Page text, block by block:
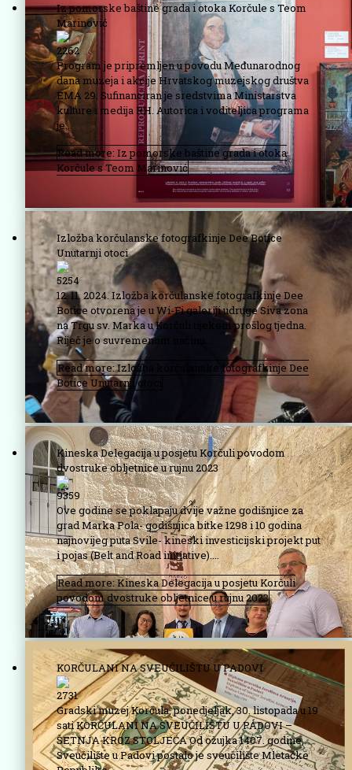
Iz pomorske baštine grada i otoka Korčule s Teom
Marinović
2262
Program je pripremljen u povodu Međunarodnog
dana muzeja i akcije Hrvatskog muzejskog društva
EMA 29. Sufinanciran je sredstvima Ministarstva
kulture i medija RH. Autorica i voditeljica programa
je...
Read more: Iz pomorske baštine grada i otoka
Korčule s Teom Marinović
Izložba korčulanske fotografkinje Dee Botice
Unutarnji otoci
5254
12. 11. 2024. Izložba korčulanske fotografkinje Dee
Botice otvorena je u Wi-Fi galeriji udruge Siva zona
na Trgu sv. Marka u Korčuli tijekom prošlog tjedna.
Riječ je o suvremenom načinu...
Read more: Izložba korčulanske fotografkinje Dee
Botice Unutarnji otoci
Kineska Delegacija u posjetu Korčuli povodom
dvostruke obljetnice u rujnu 2023
9359
Ove godine se poklapaju dvije važne godišnjice za
grad Marka Pola- godišnjica bitke 1298 i 10 godina
najnovijeg puta Svile- kineski investicijski projekt put
i pojas (Belt and Road initiative)....
Read more: Kineska Delegacija u posjetu Korčuli
povodom dvostruke obljetnice u rujnu 2023
KORČULANI NA SVEUČILIŠTU U PADOVI
2731
Gradski muzej Korčula, ponedjeljak, 30. listopada u 19
sati KORČULANI NA SVEUČILIŠTU U PADOVI –
ŠETNJA KROZ STOLJEĆA Od ožujka 1407. godine,
Sveučilište u Padovi postalo je sveučilište Mletačke